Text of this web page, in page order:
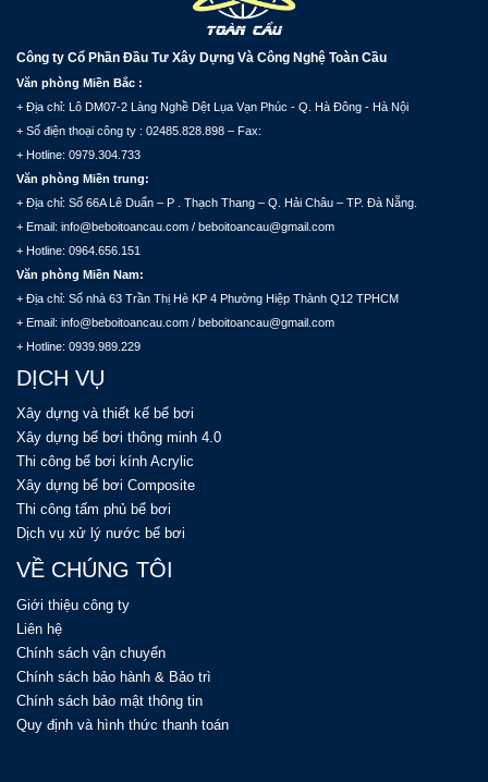
Công ty Cổ Phần Đầu Tư Xây Dựng Và Công Nghệ Toàn Cầu
Văn phòng Miền Bắc :
+ Địa chỉ: Lô DM07-2 Làng Nghề Dệt Lụa Vạn Phúc - Q. Hà Đông - Hà Nội
+ Số điện thoại công ty : 02485.828.898 – Fax:
+ Hotline: 0979.304.733
Văn phòng Miền trung:
+ Địa chỉ: Số 66A Lê Duẩn – P . Thạch Thang – Q. Hải Châu – TP. Đà Nẵng.
+ Email: info@beboitoancau.com / beboitoancau@gmail.com
+ Hotline: 0964.656.151
Văn phòng Miền Nam:
+ Địa chỉ: Số nhà 63 Trần Thị Hè KP 4 Phường Hiệp Thành Q12 TPHCM
+ Email: info@beboitoancau.com / beboitoancau@gmail.com
+ Hotline: 0939.989.229
DỊCH VỤ
Xây dựng và thiết kế bể bơi
Xây dựng bể bơi thông minh 4.0
Thi công bể bơi kính Acrylic
Xây dựng bể bơi Composite
Thi công tấm phủ bể bơi
Dịch vụ xử lý nước bể bơi
VỀ CHÚNG TÔI
Giới thiệu công ty
Liên hệ
Chính sách vận chuyển
Chính sách bảo hành & Bảo trì
Chính sách bảo mật thông tin
Quy định và hình thức thanh toán